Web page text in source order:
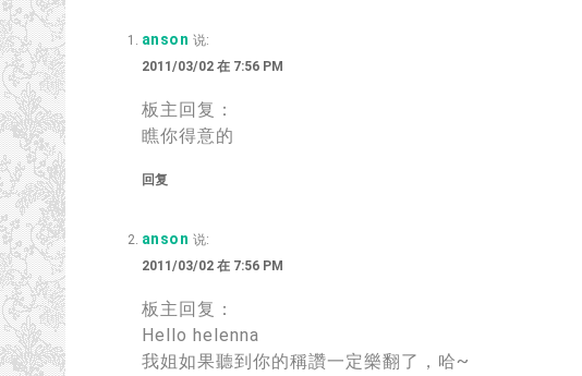
anson 说:
2011/03/02 在 7:56 PM
板主回复：
瞧你得意的
回复
anson 说:
2011/03/02 在 7:56 PM
板主回复：
Hello helenna
我姐如果聽到你的稱讚一定樂翻了 ， 哈~